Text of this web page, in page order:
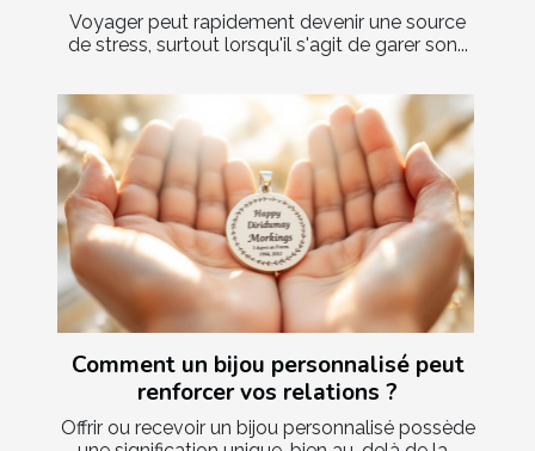
Voyager peut rapidement devenir une source
de stress, surtout lorsqu'il s'agit de garer son...
Comment un bijou personnalisé peut
renforcer vos relations ?
Offrir ou recevoir un bijou personnalisé possède